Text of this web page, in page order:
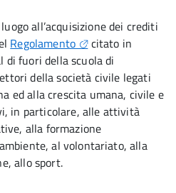
all’acquisizione dei crediti
Regolamento
citato in
di fuori della scuola di
della società civile legati
ed alla crescita umana, civile e
in particolare, alle attività
alla formazione
al volontariato, alla
allo sport.